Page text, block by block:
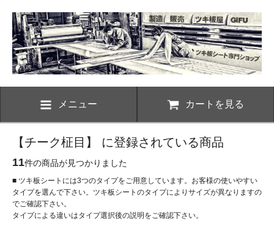
メニュー カートを見る
【チーク柾目】 に登録されている商品
11件の商品が見つかりました
■ ツキ板シートには3つのタイプをご用意しています。お客様の使いやすい
タイプを選んで下さい。ツキ板シートのタイプによりサイズが異なりますの
でご確認下さい。
タイプによる違いはタイプ選択後の説明をご確認下さい。